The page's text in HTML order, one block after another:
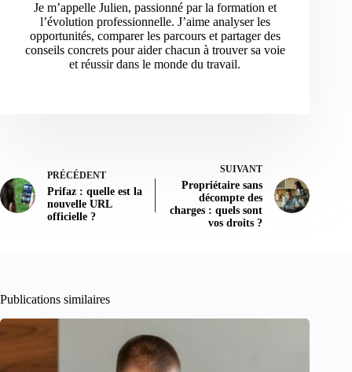
Je m’appelle Julien, passionné par la formation et
l’évolution professionnelle. J’aime analyser les
opportunités, comparer les parcours et partager des
conseils concrets pour aider chacun à trouver sa voie
et réussir dans le monde du travail.
PRÉCÉDENT
Prifaz : quelle est la
nouvelle URL
officielle ?
SUIVANT
Propriétaire sans
décompte des
charges : quels sont
vos droits ?
Publications similaires